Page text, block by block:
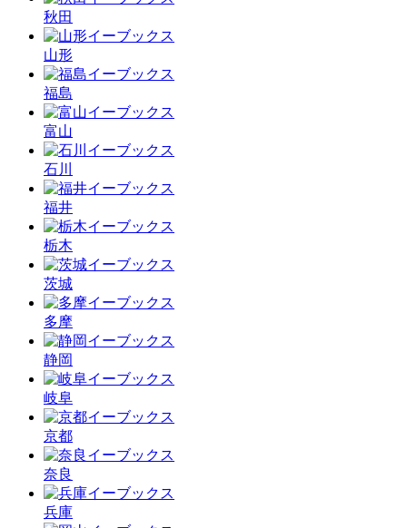
秋田
山形
福島
富山
石川
福井
栃木
茨城
多摩
静岡
岐阜
京都
奈良
兵庫